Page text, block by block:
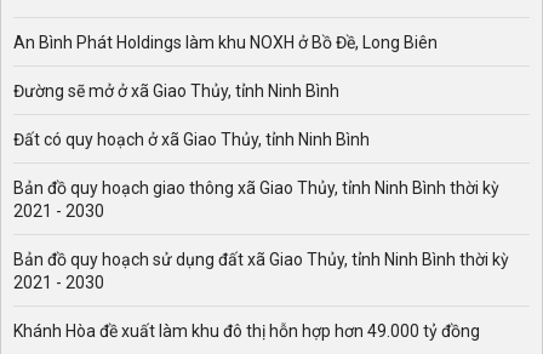
An Bình Phát Holdings làm khu NOXH ở Bồ Đề, Long Biên
Đường sẽ mở ở xã Giao Thủy, tỉnh Ninh Bình
Đất có quy hoạch ở xã Giao Thủy, tỉnh Ninh Bình
Bản đồ quy hoạch giao thông xã Giao Thủy, tỉnh Ninh Bình thời kỳ
2021 - 2030
Bản đồ quy hoạch sử dụng đất xã Giao Thủy, tỉnh Ninh Bình thời kỳ
2021 - 2030
Khánh Hòa đề xuất làm khu đô thị hỗn hợp hơn 49.000 tỷ đồng